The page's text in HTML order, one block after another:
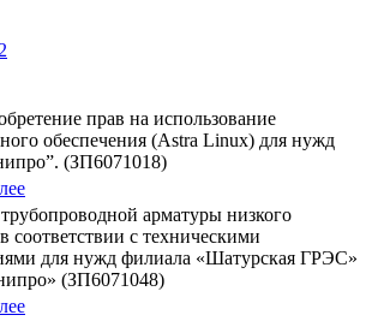
прав на использование
обеспечения (Astra Linux) для нужд
(ЗП6071018)
арматуры низкого
соответствии с техническими
для нужд филиала «Шатурская ГРЭС»
(ЗП6071048)